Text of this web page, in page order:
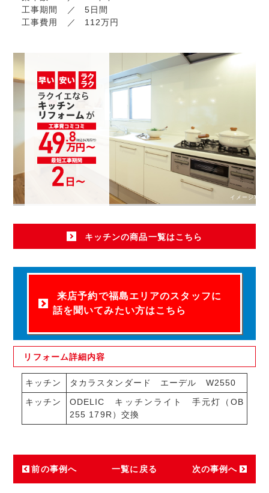
工事期間
5日間
工事費用
112万円
イメージ写真
キッチンの商品一覧はこちら
来店予約で福島エリアのスタッフに
話を聞いてみたい方はこちら
リフォーム詳細内容
キッチン
タカラスタンダード エーデル W2550
キッチン
ODELIC キッチンライト 手元灯（OB
255 179R）交換
前の事例へ 一覧に戻る 次の事例へ